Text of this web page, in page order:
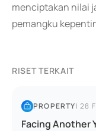
menciptakan nilai
pemangku
RISET TERKAIT
PROPERTY|28
Facing Another